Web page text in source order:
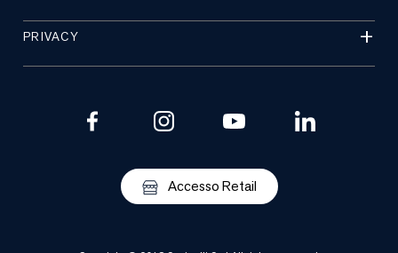
PRIVACY
Accesso Retail